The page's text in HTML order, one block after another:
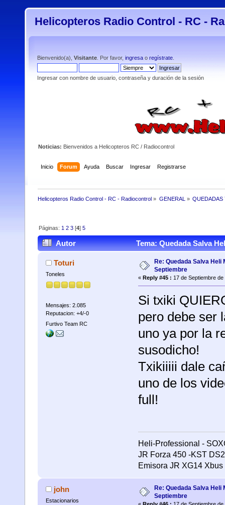
Helicopteros Radio Control - RC -
Bienvenido(a), Visitante . Por favor, ingresa o regístrate
Ingresar con nombre de usuario, contraseña y duración de la sesión
Noticias: Bienvenidos a Helicopteros RC / Radiocontrol
Inicio Forum Ayuda Buscar Ingresar Registrarse
Helicopteros Radio Control - RC - Radiocontrol » GENERAL » QUEDADAS
Páginas: 1 2 3 [4]5
Autor Tema: Quedada Salva
Toturi
Toneles
Mensajes: 2.085
Reputacion: +4/-0
Furtivo Team RC
Re: Quedada Salva Heli
Septiembre
« Reply #45 : 17 de Septiembre
Si txiki
pero debe ser
uno ya por la
susodicho!
Txikiiiii dale
uno de los
full!
Heli-Professional -
JR Forza 450 -KST
Emisora JR XG14 Xbus
john
Estacionarios
Re: Quedada Salva Heli
Septiembre